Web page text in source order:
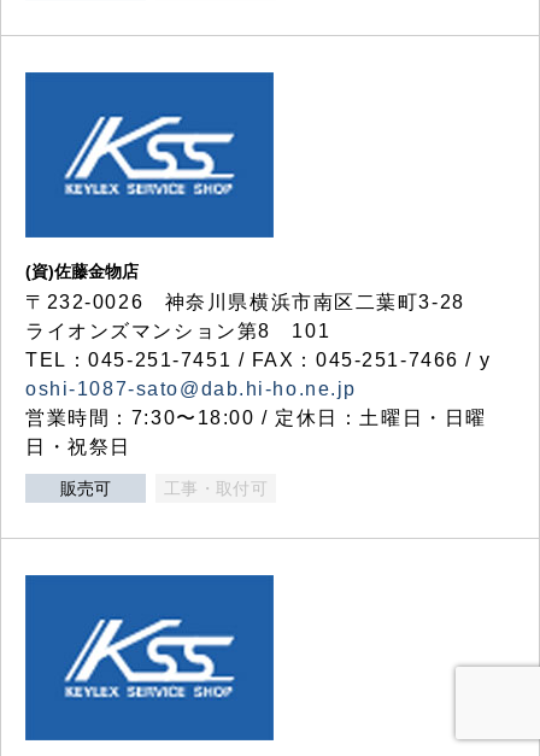
(資)佐藤金物店
〒232-0026 神奈川県横浜市南区二葉町3-28
ライオンズマンション第8 101
TEL：045-251-7451 / FAX：045-251-7466 / y
oshi-1087-sato@dab.hi-ho.ne.jp
営業時間：7:30〜18:00 / 定休日：土曜日・日曜
日・祝祭日
販売可 工事・取付可